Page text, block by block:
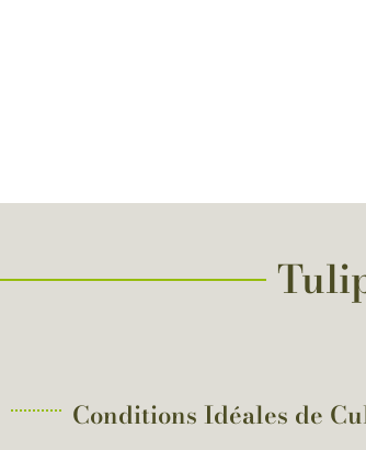
Conditions Idéales de